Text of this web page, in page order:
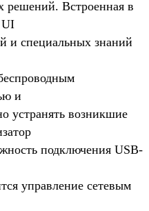
решений. Встроенная в
UI
и специальных знаний
и
устранять возникшие
подключения USB-
управление сетевым